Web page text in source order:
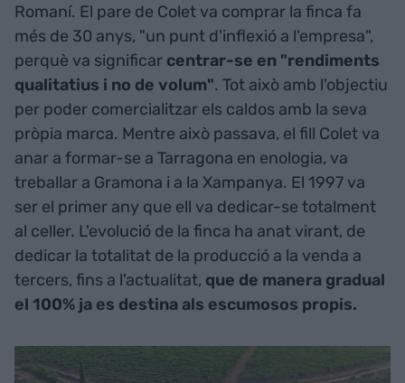
Romaní. El pare de Colet va comprar la finca fa
més de 30 anys, "un punt d'inflexió a l'empresa",
perquè va significar centrar-se en "rendiments
qualitatius i no de volum". Tot això amb l'objectiu
per poder comercialitzar els caldos amb la seva
pròpia marca. Mentre això passava, el fill Colet va
anar a formar-se a Tarragona en enologia, va
treballar a Gramona i a la Xampanya. El 1997 va
ser el primer any que ell va dedicar-se totalment
al celler. L'evolució de la finca ha anat virant, de
dedicar la totalitat de la producció a la venda a
tercers, fins a l'actualitat, que de manera gradual
el 100% ja es destina als escumosos propis.